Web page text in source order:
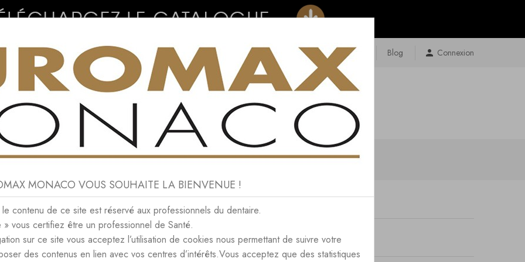
Connexion
Contact Plan Du Site Blog
CONSOMMABLES NEWS CONTACT
• NEWS
MONACO VOUS SOUHAITE LA BIENVENUE !
contenu de ce site est réservé aux professionnels du dentaire.
» vous certifiez être un professionnel de Santé.
sur ce site vous acceptez l’utilisation de cookies nous permettant de suivre votre
des contenus en lien avec vos centres d’intérêts.Vous acceptez que des statistiques